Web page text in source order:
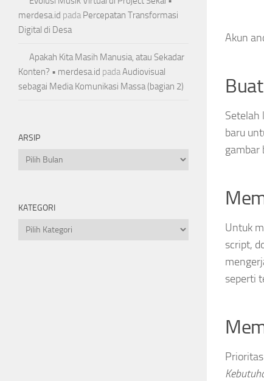
Akun
Setelah
baru
gambar
Untuk
script,
seperti
merdesa.id pada Percepatan Transformasi
Digital di Desa
Apakah Kita Masih Manusia, atau Sekadar
Konten? • merdesa.id padaAudiovisual
sebagai Media Komunikasi Massa (bagian 2)
ARSIP
Arsip
KATEGORI
Kategori